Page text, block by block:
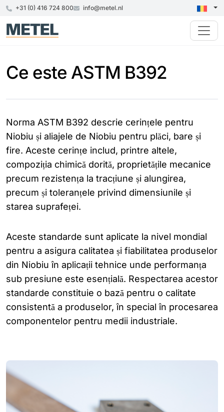
+31 (0) 416 724 800 info@metel.nl
Ce este ASTM B392
Norma ASTM B392 descrie cerințele pentru
Niobiu și aliajele de Niobiu pentru plăci, bare și
fire. Aceste cerințe includ, printre altele,
compoziția chimică dorită, proprietățile mecanice
precum rezistența la tracțiune și alungirea,
precum și toleranțele privind dimensiunile și
starea suprafeței.
Aceste standarde sunt aplicate la nivel mondial
pentru a asigura calitatea și fiabilitatea produselor
din Niobiu în aplicații tehnice unde performanța
sub presiune este esențială. Respectarea acestor
standarde constituie o bază pentru o calitate
consistentă a produselor, în special în procesarea
componentelor pentru medii industriale.